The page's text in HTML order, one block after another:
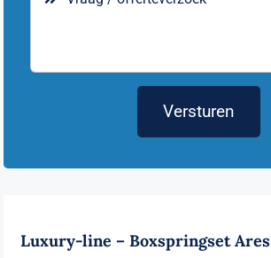
Versturen
Luxury-line – Boxspringset Ares